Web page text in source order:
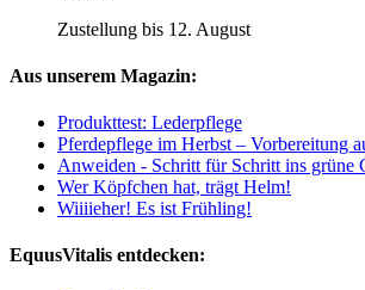
Zustellung bis 12. August
Aus unserem Magazin:
Produkttest: Lederpflege
Pferdepflege im Herbst – Vorbereitung
Anweiden - Schritt für Schritt ins grüne
Wer Köpfchen hat, trägt Helm!
Wiiiieher! Es ist Frühling!
EquusVitalis entdecken: